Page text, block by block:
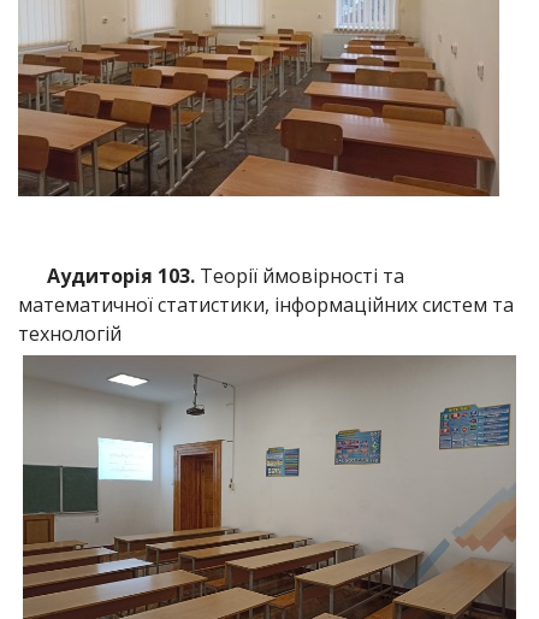
Аудиторія 103. Теорії ймовірності та
математичної статистики, інформаційних систем та
технологій